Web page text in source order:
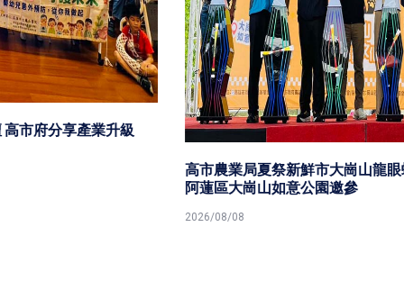
高市農業局夏祭新鮮市大崗山龍眼蜂蜜文化節 為期兩天
阿蓮區大崗山如意公園邀參